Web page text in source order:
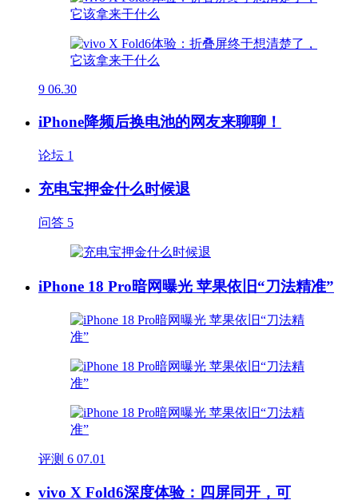
9 06.30
iPhone降频后换电池的网友来聊聊！
论坛 1
充电宝押金什么时候退
问答 5
iPhone 18 Pro暗网曝光 苹果依旧“刀法精准”
评测 6 07.01
vivo X Fold6深度体验：四屏同开，可